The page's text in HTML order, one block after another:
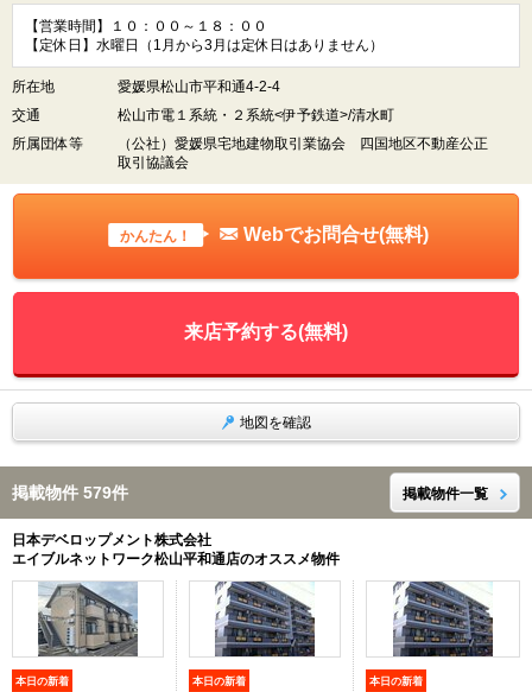
【営業時間】１０：００～１８：００
【定休日】水曜日（1月から3月は定休日はありません）
所在地
愛媛県松山市平和通4-2-4
交通
松山市電１系統・２系統<伊予鉄道>/清水町
所属団体等
（公社）愛媛県宅地建物取引業協会 四国地区不動産公正
取引協議会
かんたん！ Webでお問合せ(無料)
来店予約する(無料)
地図を確認
掲載物件 579件 掲載物件一覧
日本デベロップメント株式会社
エイブルネットワーク松山平和通店のオススメ物件
本日の新着 本日の新着 本日の新着